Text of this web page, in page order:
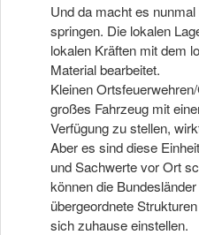
Und da macht es
springen. Die lokalen
lokalen Kräften mit dem
Material bearbeitet.
Kleinen
großes Fahrzeug mit
Verfügung zu stellen,
Aber es sind diese
und Sachwerte vor Ort
können die
übergeordnete
sich zuhause einstellen.